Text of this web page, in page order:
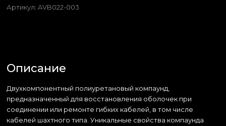
Артикул: AVB022-003
Описание
Двухкомпонентный полиуретановый компаунд,
предназначенный для восстановления оболочек при
соединении или ремонте гибких кабелей, в том числе
кабелей шахтного типа. Уникальные свойства компаунда